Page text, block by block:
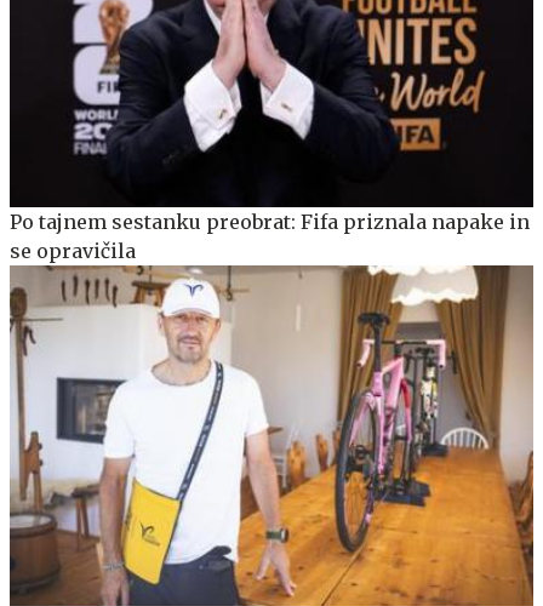
Po tajnem sestanku preobrat: Fifa priznala napake in
se opravičila